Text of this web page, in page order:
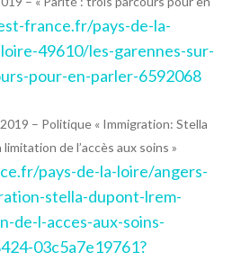
france.fr/pays-de-la-
49610/les-garennes-sur-
pour-en-parler-6592068
– Politique « Immigration: Stella
de l’accès aux soins »
pays-de-la-loire/angers-
stella-dupont-lrem-
de-l-acces-aux-soins-
03c5a7e19761?